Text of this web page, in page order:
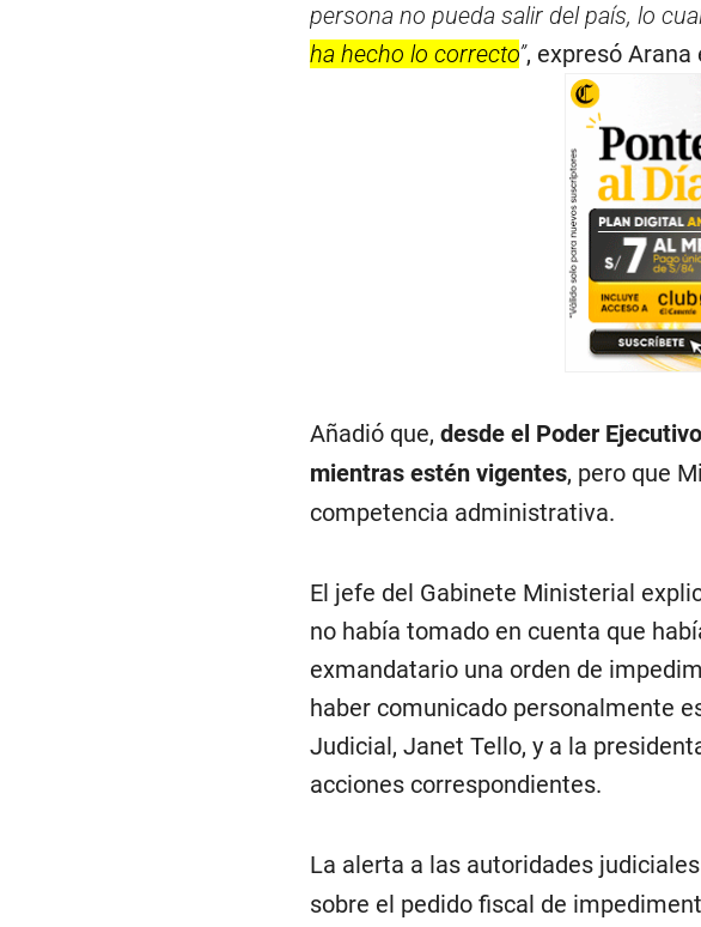
persona no pueda salir del país, lo
ha hecho lo correcto”, expresó
Añadió que, desde el Poder
mientras estén vigentes, pero que
competencia administrativa.
El jefe del Gabinete Ministerial
no había tomado en cuenta que
exmandatario una orden de
haber comunicado personalmente
Judicial, Janet Tello, y a la
acciones correspondientes.
La alerta a las autoridades
sobre el pedido fiscal de